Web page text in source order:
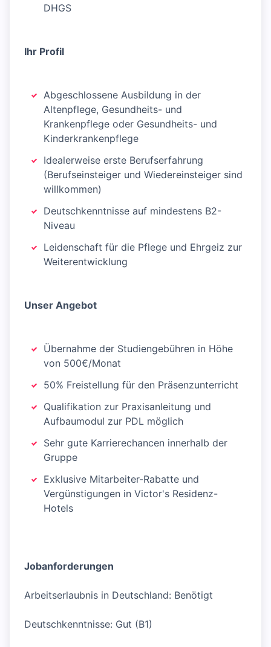
DHGS
Ihr Profil
Abgeschlossene Ausbildung in der
Altenpflege, Gesundheits- und
Krankenpflege oder Gesundheits- und
Kinderkrankenpflege
Idealerweise erste Berufserfahrung
(Berufseinsteiger und Wiedereinsteiger sind
willkommen)
Deutschkenntnisse auf mindestens B2-
Niveau
Leidenschaft für die Pflege und Ehrgeiz zur
Weiterentwicklung
Unser Angebot
Übernahme der Studiengebühren in Höhe
von 500€/Monat
50% Freistellung für den Präsenzunterricht
Qualifikation zur Praxisanleitung und
Aufbaumodul zur PDL möglich
Sehr gute Karrierechancen innerhalb der
Gruppe
Exklusive Mitarbeiter-Rabatte und
Vergünstigungen in Victor's Residenz-
Hotels
Jobanforderungen
Arbeitserlaubnis in Deutschland: Benötigt
Deutschkenntnisse: Gut (B1)